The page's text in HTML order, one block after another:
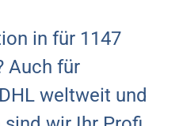
in für 1147
Auch für
weltweit und